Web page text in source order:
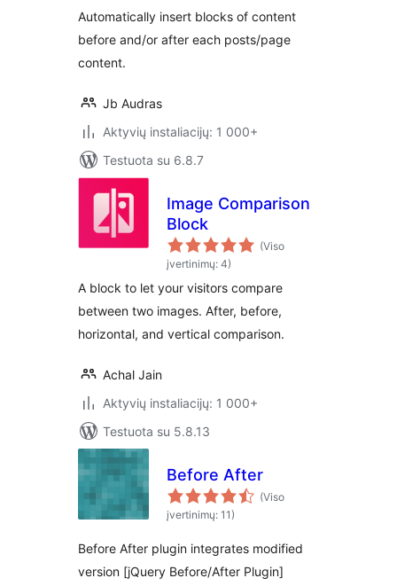
Automatically insert blocks of content
before and/or after each posts/page
content.
Jb Audras
Aktyvių instaliacijų: 1 000+
Testuota su 6.8.7
Image Comparison
Block
(Viso
įvertinimų: 4)
A block to let your visitors compare
between two images. After, before,
horizontal, and vertical comparison.
Achal Jain
Aktyvių instaliacijų: 1 000+
Testuota su 5.8.13
Before After
(Viso
įvertinimų: 11)
Before After plugin integrates modified
version [jQuery Before/After Plugin]